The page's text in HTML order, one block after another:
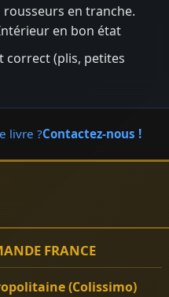
en tranche.
en bon état
correct (plis, petites
livre ?Contactez-nous !
FRANCE
(Colissimo)